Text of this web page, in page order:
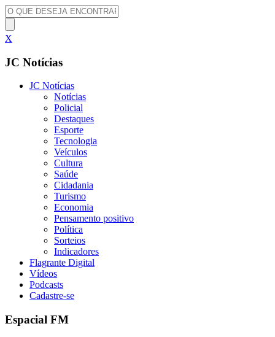
X
JC Notícias
JC Notícias
Notícias
Policial
Destaques
Esporte
Tecnologia
Veículos
Cultura
Saúde
Cidadania
Turismo
Economia
Pensamento positivo
Política
Sorteios
Indicadores
Flagrante Digital
Vídeos
Podcasts
Cadastre-se
Espacial FM